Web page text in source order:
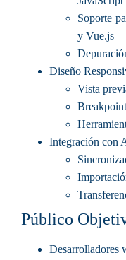
Soporte
y Vue.js
Diseño
Vista
Integración con
Público
Desarrolladores